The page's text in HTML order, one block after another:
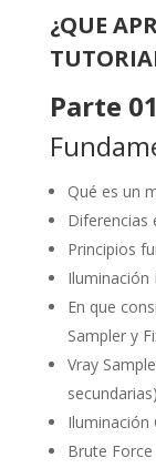
¿QUE
Parte
Qué es un
Diferencias
Principios
Iluminación
En que
Sampler y
Vray
Iluminación
Brute Force